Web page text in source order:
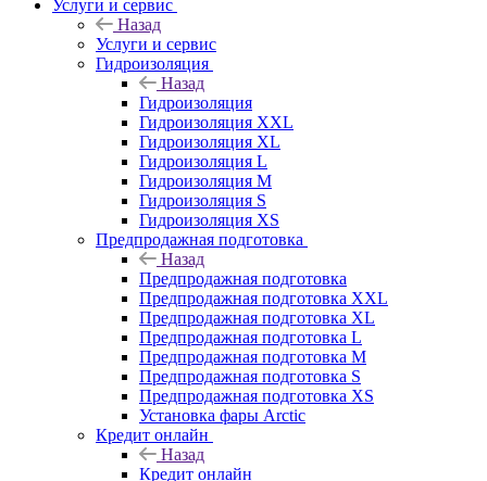
Услуги и сервис
Назад
Услуги и сервис
Гидроизоляция
Назад
Гидроизоляция
Гидроизоляция XXL
Гидроизоляция XL
Гидроизоляция L
Гидроизоляция M
Гидроизоляция S
Гидроизоляция XS
Предпродажная подготовка
Назад
Предпродажная подготовка
Предпродажная подготовка XXL
Предпродажная подготовка XL
Предпродажная подготовка L
Предпродажная подготовка M
Предпродажная подготовка S
Предпродажная подготовка XS
Установка фары Arctic
Кредит онлайн
Назад
Кредит онлайн